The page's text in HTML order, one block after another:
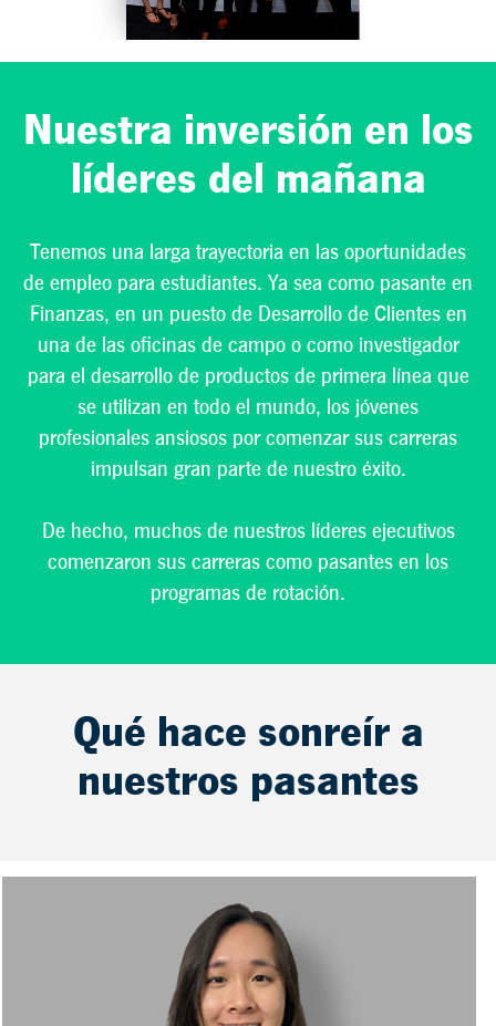
una compañía de
productos de
verdaderamente
global, que
perspectivas y
puntos de vista.
VER
OPORTUNIDADES
DISPONIBLES
PARA
ESTUDIANTES >
Nuestra inversión en los
líderes del mañana
Tenemos una larga trayectoria en las oportunidades
de empleo para estudiantes. Ya sea como pasante en
Finanzas, en un puesto de Desarrollo de Clientes en
una de las oficinas de campo o como investigador
para el desarrollo de productos de primera línea que
se utilizan en todo el mundo, los jóvenes
profesionales ansiosos por comenzar sus carreras
impulsan gran parte de nuestro éxito.
De hecho, muchos de nuestros líderes ejecutivos
comenzaron sus carreras como pasantes en los
programas de rotación.
Qué hace sonreír a
nuestros pasantes